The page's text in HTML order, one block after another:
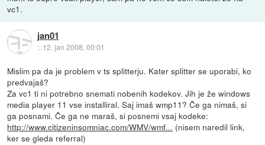
vc1.
jan01
:: 12. jan 2008, 00:01
Mislim pa da je problem v ts splitterju. Kater splitter se uporabi, ko
predvajaš?
Za vc1 ti ni potrebno snemati nobenih kodekov. Jih je že windows
media player 11 vse installiral. Saj imaš wmp11? Če ga nimaš, si
ga posnami. Če ga ne maraš, si posnemi vsaj kodeke:
http://www.citizeninsomniac.com/WMV/wmf... (nisem naredil link,
ker se gleda referral)